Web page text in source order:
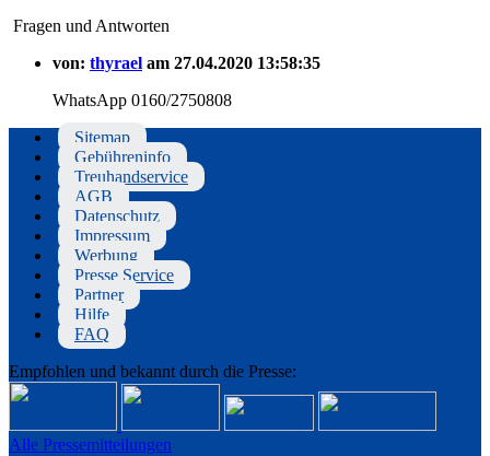
Fragen und Antworten
von: thyrael am 27.04.2020 13:58:35
WhatsApp 0160/2750808
Sitemap
Gebühreninfo
Treuhandservice
AGB
Datenschutz
Impressum
Werbung
Presse Service
Partner
Hilfe
FAQ
Empfohlen und bekannt durch die Presse:
Alle Pressemitteilungen